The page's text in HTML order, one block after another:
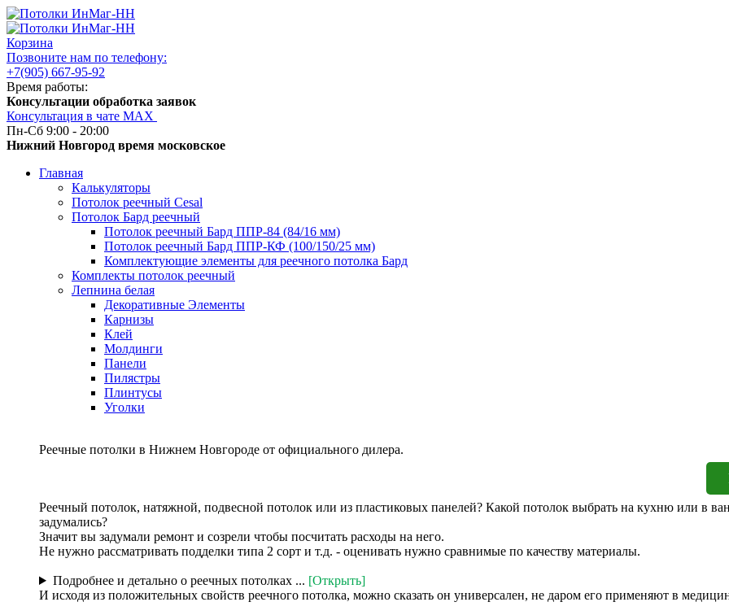
Корзина
Позвоните нам по телефону:
+7(905) 667-95-92
Время работы:
Консультации обработка заявок
Консультация в чате МАХ
Пн-Сб 9:00 - 20:00
Нижний Новгород время московское
Главная
Калькуляторы
Потолок реечный Cesal
Потолок Бард реечный
Потолок реечный Бард ППР-84 (84/16 мм)
Потолок реечный Бард ППР-КФ (100/150/25 мм)
Комплектующие элементы для реечного потолка Бард
Комплекты потолок реечный
Лепнина белая
Декоративные Элементы
Карнизы
Клей
Молдинги
Панели
Пилястры
Плинтусы
Уголки
Реечные потолки в Нижнем Новгороде от официального дилера.
Реечный потолок, натяжной, подвесной потолок или из пластиковых панелей? Какой потолок выбрать на кухню или в
задумались?
Значит вы задумали ремонт и созрели чтобы посчитать расходы на него.
Не нужно рассматривать подделки типа 2 сорт и т.д. - оценивать нужно сравнимые по качеству материалы.
Подробнее и детально о реечных потолках ... [Открыть]
И исходя из положительных свойств реечного потолка, можно сказать он универсален, не даром его применяют в